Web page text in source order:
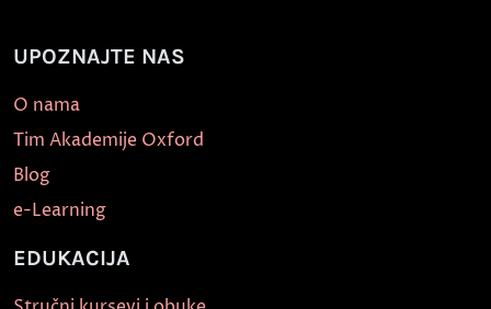
UPOZNAJTE NAS
O nama
Tim Akademije Oxford
Blog
e-Learning
EDUKACIJA